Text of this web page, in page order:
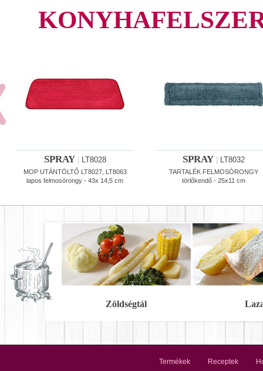
SPRAY LT8028
MOP UTÁNTÖLTŐ LT8027, LT8063
lapos felmosórongy - 43x 14,5 cm
SPRAY LT8032
TARTALÉK FELMOSÓRONGY
törlőkendő - 25x11 cm
Zöldségtál
Termékek Receptek